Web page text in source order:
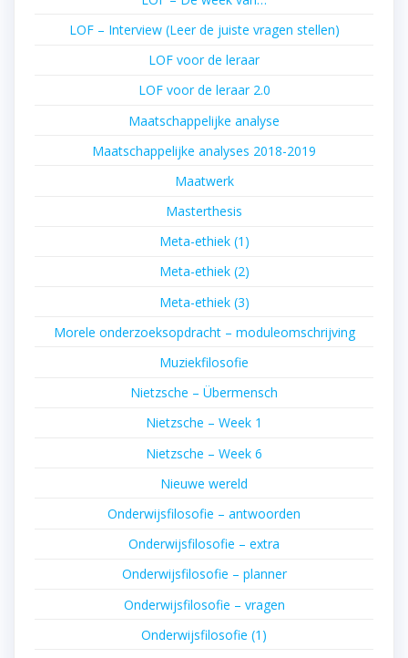
LOF – Interview (Leer de juiste vragen stellen)
LOF voor de leraar
LOF voor de leraar 2.0
Maatschappelijke analyse
Maatschappelijke analyses 2018-2019
Maatwerk
Masterthesis
Meta-ethiek (1)
Meta-ethiek (2)
Meta-ethiek (3)
Morele onderzoeksopdracht – moduleomschrijving
Muziekfilosofie
Nietzsche – Übermensch
Nietzsche – Week 1
Nietzsche – Week 6
Nieuwe wereld
Onderwijsfilosofie – antwoorden
Onderwijsfilosofie – extra
Onderwijsfilosofie – planner
Onderwijsfilosofie – vragen
Onderwijsfilosofie (1)